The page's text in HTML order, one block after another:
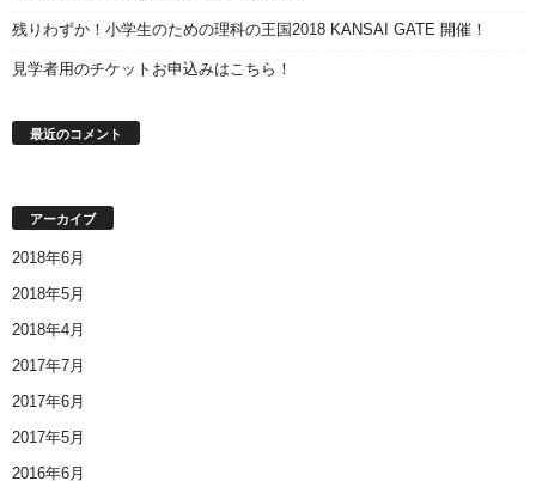
残りわずか！小学生のための理科の王国2018 KANSAI GATE 開催！
見学者用のチケットお申込みはこちら！
最近のコメント
アーカイブ
2018年6月
2018年5月
2018年4月
2017年7月
2017年6月
2017年5月
2016年6月